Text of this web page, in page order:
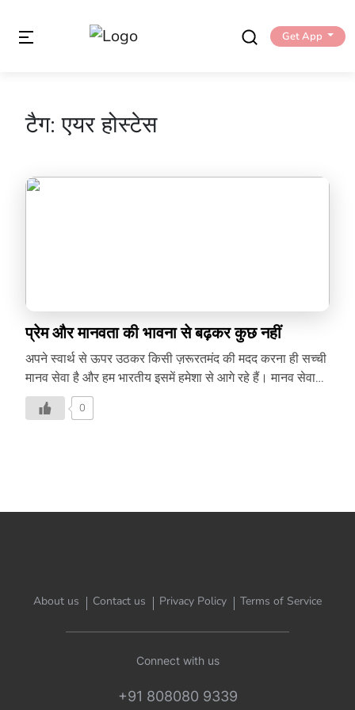
Get App
टैग:एयर होस्टेस
प्रेम और मानवता की भावना से बढ़कर कुछ नहीं
अपने स्वार्थ से ऊपर उठकर किसी ज़रूरतमंद की मदद करना ही सच्ची
मानव सेवा है और हम भारतीय इसमें हमेशा से आगे रहे हैं। मानव सेवा
की ऐसी ही एक अनूठी मिसाल पेश की है, जानिये इस लेख में-
0
About us Contact us Privacy Policy Terms of Service
Connect with us
+91 808080 9339